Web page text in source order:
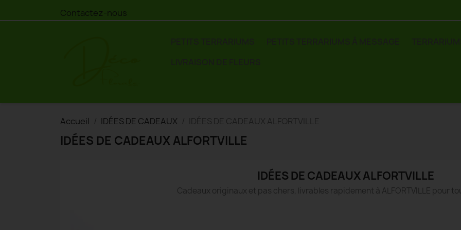
Contactez-nous
Accueil IDÉES DE CADEAUX IDÉES DE CADEAUX ALFORTVILLE
IDÉES DE CADEAUX ALFORTVILLE
IDÉES DE CADEAUX ALFORTVILLE
Cadeaux originaux et pas chers, livrables rapidement à ALFORTVILLE pour